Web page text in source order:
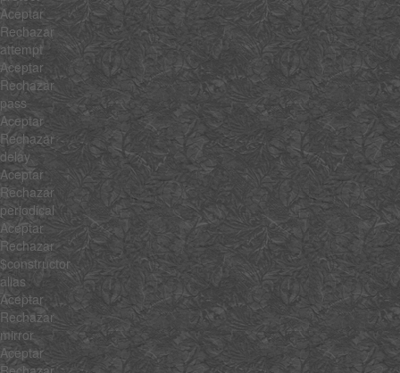
Aceptar
Rechazar
attempt
Aceptar
Rechazar
pass
Aceptar
Rechazar
delay
Aceptar
Rechazar
periodical
Aceptar
Rechazar
$constructor
alias
Aceptar
Rechazar
mirror
Aceptar